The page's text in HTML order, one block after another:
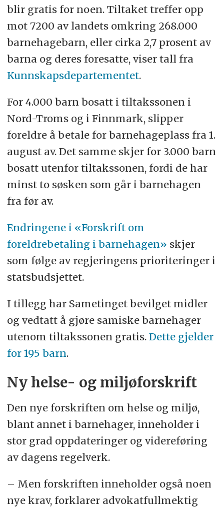
blir gratis for noen. Tiltaket treffer opp
mot 7200 av landets omkring 268.000
barnehagebarn, eller cirka 2,7 prosent av
barna og deres foresatte, viser tall fra
Kunnskapsdepartementet.
For 4.000 barn bosatt i tiltakssonen i
Nord-Troms og i Finnmark, slipper
foreldre å betale for barnehageplass fra 1.
august av. Det samme skjer for 3.000 barn
bosatt utenfor tiltakssonen, fordi de har
minst to søsken som går i barnehagen
fra før av.
Endringene i «Forskrift om
foreldrebetaling i barnehagen» skjer
som følge av regjeringens prioriteringer i
statsbudsjettet.
I tillegg har Sametinget bevilget midler
og vedtatt å gjøre samiske barnehager
utenom tiltakssonen gratis. Dette gjelder
for 195 barn.
Ny helse- og miljøforskrift
Den nye forskriften om helse og miljø,
blant annet i barnehager, inneholder i
stor grad oppdateringer og videreføring
av dagens regelverk.
– Men forskriften inneholder også noen
nye krav, forklarer advokatfullmektig